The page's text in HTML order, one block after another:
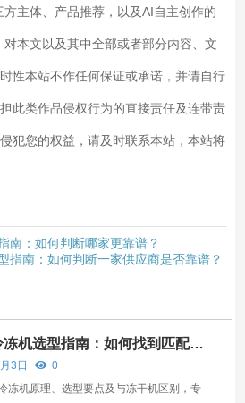
主体、产品推荐，以及AI自主创作的
本文以及其中全部或者部分内容、文
性本站不作任何保证或承诺，并请自行
此类作品侵权行为的直接责任及连带责
犯您的权益，请及时联系本站，本站将
南：如何判断哪家更靠谱？
指南：如何判断一家供应商是否靠谱？
冻机选型指南：如何找到匹配科
靠供应厂家
3日
0
冻机原理、选型要点及与冻干机区别，专